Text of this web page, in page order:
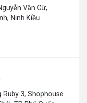
Văn Cừ,
Ninh Kiều
3, Shophouse